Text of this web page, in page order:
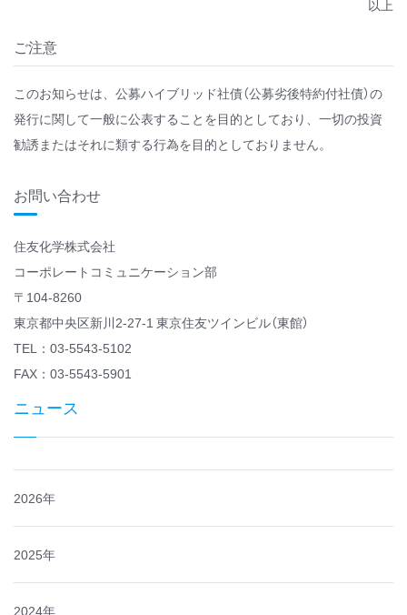
以上
ご注意
このお知らせは、公募ハイブリッド社債（公募劣後特約付社債）の
発行に関して一般に公表することを目的としており、一切の投資
勧誘またはそれに類する行為を目的としておりません。
お問い合わせ
住友化学株式会社
コーポレートコミュニケーション部
〒104-8260
東京都中央区新川2-27-1 東京住友ツインビル（東館）
TEL：03-5543-5102
FAX：03-5543-5901
ニュース
2026年
2025年
2024年